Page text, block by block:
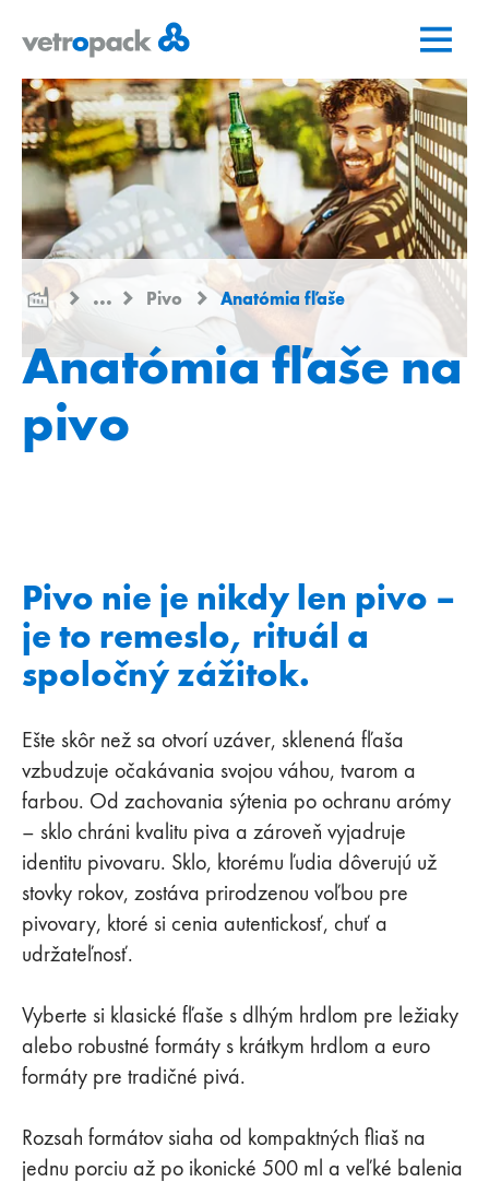
domovskú
stránku
obsah
kontakt
... Pivo Anatómia fľaše
Anatómia fľaše na
pivo
Pivo nie je nikdy len pivo –
je to remeslo, rituál a
spoločný zážitok.
Ešte skôr než sa otvorí uzáver, sklenená fľaša
vzbudzuje očakávania svojou váhou, tvarom a
farbou. Od zachovania sýtenia po ochranu arómy
– sklo chráni kvalitu piva a zároveň vyjadruje
identitu pivovaru. Sklo, ktorému ľudia dôverujú už
stovky rokov, zostáva prirodzenou voľbou pre
pivovary, ktoré si cenia autentickosť, chuť a
udržateľnosť.
Vyberte si klasické fľaše s dlhým hrdlom pre ležiaky
alebo robustné formáty s krátkym hrdlom a euro
formáty pre tradičné pivá.
Rozsah formátov siaha od kompaktných fliaš na
jednu porciu až po ikonické 500 ml a veľké balenia